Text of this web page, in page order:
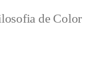
de Color